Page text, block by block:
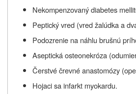
Nekompenzovaný diabetes
Peptický vred (vred žalúdka a
Podozrenie na náhlu brušnú
Aseptická osteonekróza
Čerstvé črevné anastomózy
Hojaci sa infarkt myokardu.